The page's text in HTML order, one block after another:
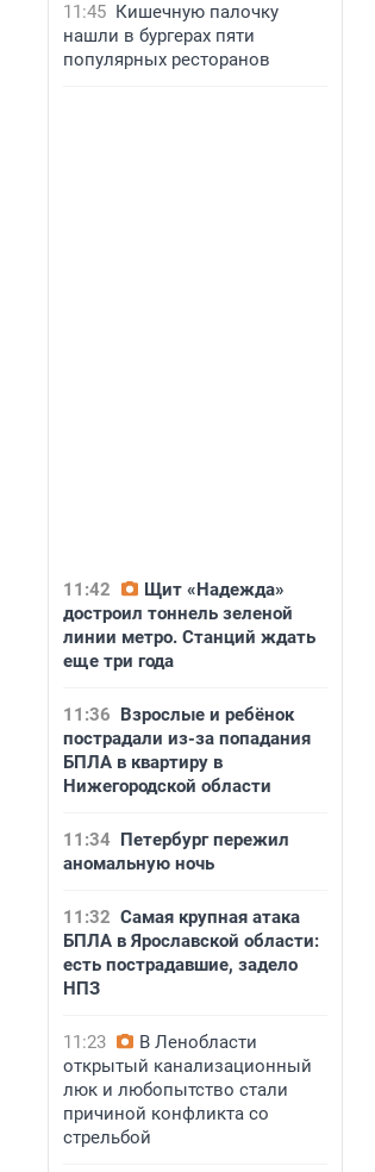
11:45 Кишечную палочку
нашли в бургерах пяти
популярных ресторанов
11:42
Щит «Надежда»
достроил тоннель зеленой
линии метро. Станций ждать
еще три года
11:36 Взрослые и ребёнок
пострадали из-за попадания
БПЛА в квартиру в
Нижегородской области
11:34 Петербург пережил
аномальную ночь
11:32 Самая крупная атака
БПЛА в Ярославской области:
есть пострадавшие, задело
НПЗ
11:23
В Ленобласти
открытый канализационный
люк и любопытство стали
причиной конфликта со
стрельбой